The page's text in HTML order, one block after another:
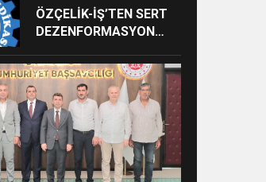
ALACAK
ÖZÇELİK-İŞ’TEN SERT
DEZENFORMASYON
VE CEZAİ SÜREÇ
BAŞLATILDI”